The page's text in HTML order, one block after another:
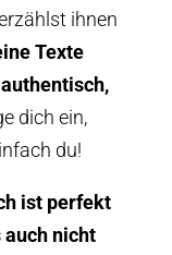
ihnen
Texte
dich ein,
du!
ist perfekt
auch nicht